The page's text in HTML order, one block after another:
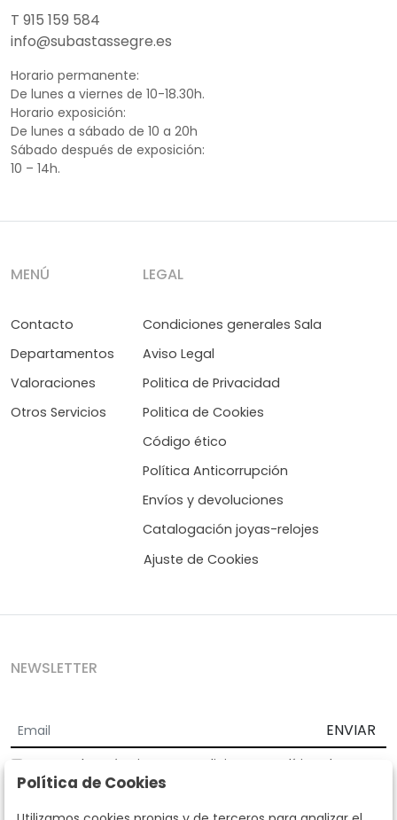
T 915 159 584
info@subastassegre.es
Horario permanente:
De lunes a viernes de 10-18.30h.
Horario exposición:
De lunes a sábado de 10 a 20h
Sábado después de exposición:
10 – 14h.
MENÚ
Contacto
Departamentos
Valoraciones
Otros Servicios
LEGAL
Condiciones generales Sala
Aviso Legal
Politica de Privacidad
Politica de Cookies
Código ético
Política Anticorrupción
Envíos y devoluciones
Catalogación joyas-relojes
Ajuste de Cookies
NEWSLETTER
ENVIAR
Acepto los Términos y Condiciones
Política de
privacidad
Según la LOPD y disposiciones de desarrollo, informamos que sus
Política de Cookies